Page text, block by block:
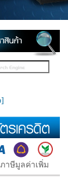
าษีมูลค่าเพิ่ม